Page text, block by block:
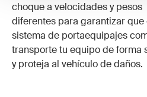
choque a velocidades y pesos
diferentes para garantizar que
sistema de portaequipajes
transporte tu equipo de forma
y proteja al vehículo de daños.